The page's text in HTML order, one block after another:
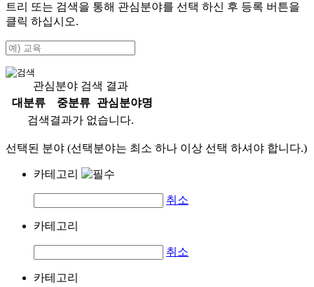
트리 또는 검색을 통해 관심분야를 선택 하신 후 등록 버튼을
클릭 하십시오.
관심분야 검색 결과
대분류
중분류
관심분야명
검색결과가 없습니다.
선택된 분야 (선택분야는 최소 하나 이상 선택 하셔야 합니다.)
카테고리
취소
카테고리
취소
카테고리